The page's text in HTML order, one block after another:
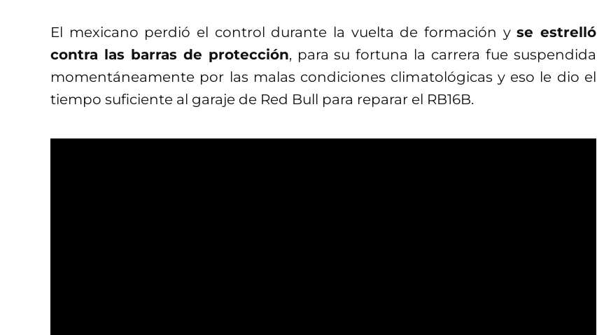
El mexicano perdió el control durante la vuelta de formación yse estrelló
contra las barras de protección, para su fortuna la carrera fue suspendida
momentáneamente por las malas condiciones climatológicas y eso le dio el
tiempo suficiente al garaje de Red Bull para reparar el RB16B.